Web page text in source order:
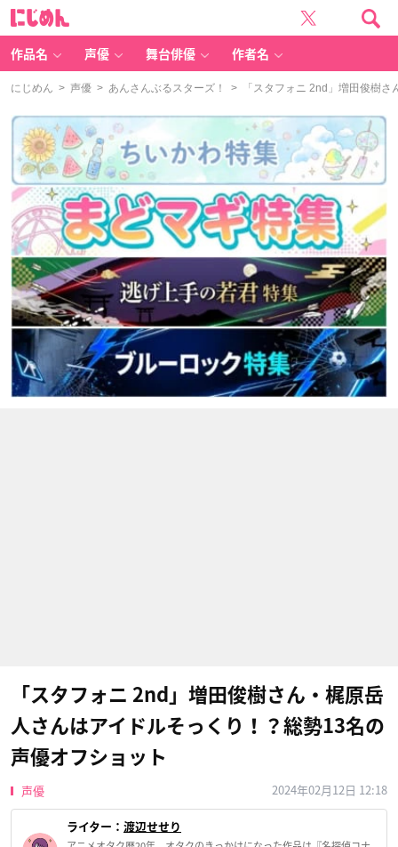
作品名 声優 舞台俳優 作者名
にじめん > 声優 > あんさんぶるスターズ！ > 「スタフォニ 2nd」増田俊樹さ
「スタフォニ 2nd」増田俊樹さん・梶原岳
人さんはアイドルそっくり！？総勢13名の
声優オフショット
声優 2024年02月12日 12:18
ライター： 渡辺せせり